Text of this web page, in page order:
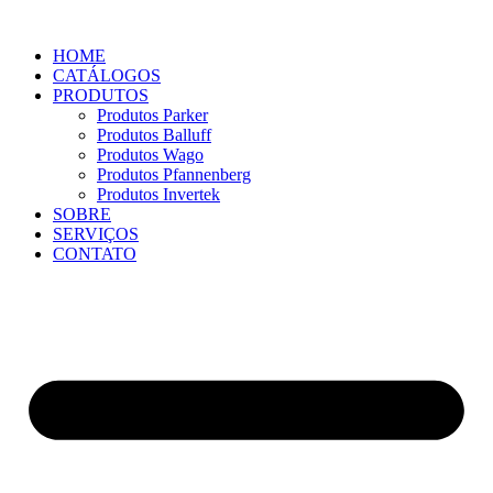
HOME
CATÁLOGOS
PRODUTOS
Produtos Parker
Produtos Balluff
Produtos Wago
Produtos Pfannenberg
Produtos Invertek
SOBRE
SERVIÇOS
CONTATO